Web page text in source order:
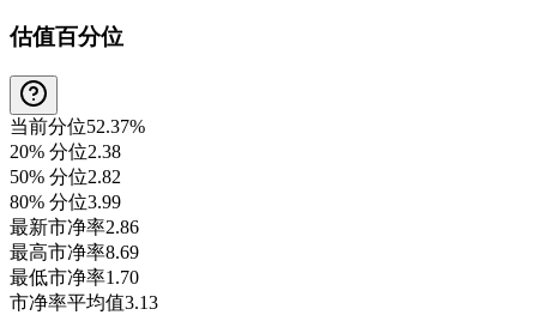
估值百分位
当前分位52.37%
20% 分位2.38
50% 分位2.82
80% 分位3.99
最新市净率2.86
最高市净率8.69
最低市净率1.70
市净率平均值3.13